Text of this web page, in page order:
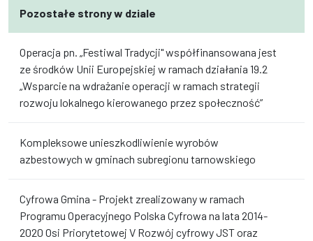
Pozostałe strony w dziale
Operacja pn. „Festiwal Tradycji" współfinansowana jest
ze środków Unii Europejskiej w ramach działania 19.2
„Wsparcie na wdrażanie operacji w ramach strategii
rozwoju lokalnego kierowanego przez społeczność”
Kompleksowe unieszkodliwienie wyrobów
azbestowych w gminach subregionu tarnowskiego
Cyfrowa Gmina - Projekt zrealizowany w ramach
Programu Operacyjnego Polska Cyfrowa na lata 2014-
2020 Osi Priorytetowej V Rozwój cyfrowy JST oraz